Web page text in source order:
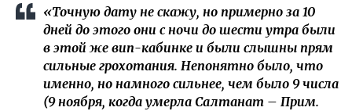
«Точную дату не скажу, но примерно за 10
дней до этого они с ночи до шести утра были
в этой же вип-кабинке и были слышны прям
сильные грохотания. Непонятно было, что
именно, но намного сильнее, чем было 9 числа
(9 ноября, когда умерла Салтанат – Прим.